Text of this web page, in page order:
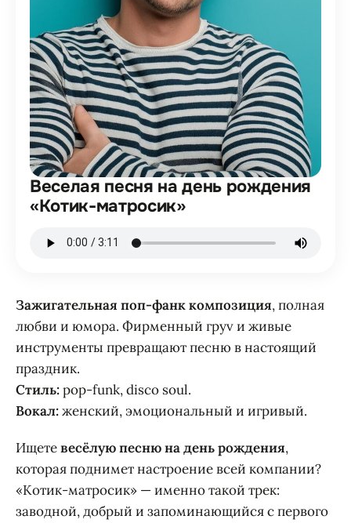
Веселая песня на день рождения
«Котик-матросик»
Зажигательная поп-фанк композиция, полная
любви и юмора. Фирменный груv и живые
инструменты превращают песню в настоящий
праздник.
Стиль:pop-funk, disco soul.
Вокал:женский, эмоциональный и игривый.
Ищетевесёлую песню на день рождения,
которая поднимет настроение всей компании?
«Котик-матросик» — именно такой трек:
заводной, добрый и запоминающийся с первого